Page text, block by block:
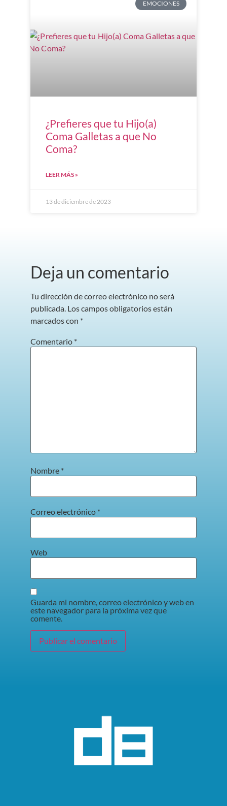
EMOCIONES
¿Prefieres que tu Hijo(a)
Coma Galletas a que No
Coma?
LEER MÁS »
13 de diciembre de 2023
Deja un comentario
Tu dirección de correo electrónico no será
publicada. Los campos obligatorios están
marcados con *
Comentario *
Nombre *
Correo electrónico *
Web
Guarda mi nombre, correo electrónico y web en
este navegador para la próxima vez que
comente.